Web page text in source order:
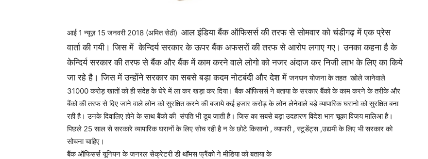
आई 1 न्यूज़ 15 जनवरी 2018 (अमित सेठी) आल इंडिया बैंक ऑफिसर्स की तरफ से सोमवार को चंडीगढ़ में एक प्रेस
वार्ता की गयी। जिस में केन्दिर्य सरकार के ऊपर बैंक अफसरों की तरफ से आरोप लगाए गए। उनका कहना है के
केन्दिर्य सरकार की तरफ से बैंक और बैंक में काम करने वाले लोगो को नजर अंदाज कर निजी लाभ के लिए का किये
जा रहे है। जिस में उन्होंने सरकार का सबसे बड़ा कदम नोटबंदी और देश मेंजनधन योजना के तहत खोले जानेवाले
31000 करोड़ खातों को ही संदेह के घेरे में ला कर खड़ा कर दिया। बैंक ऑफिसर्स ने बताया के सरकार बैंको के काम करने के तरीके और
बैंको की तरफ से दिए जाने वाले लोन को सुरक्षित करने की बजाये कई हजार करोड़ के लोन लेनेवाले बड़े व्यापारिक घरानो को सुरक्षित बना
रही है। उनके दिवालिए होने के साथ बैंको की संपति भी डूब जाती है। जिस का सबसे बड़ा उदहारण विदेश भाग चूका विजय मालिआ है।
पिछले 25 साल से सरकारे व्यापारिक घरानों के लिए सोच रही है न के छोटे किसानो , व्यापारी , स्टूडेंट्स ,उद्यमी के लिए भी सरकार को
सोचना चाहिए।
बैंक ऑफिसर्स यूनियन के जनरल सेक्रेटरी डी थॉमस फ्रैंको ने मीडिया को बताया के